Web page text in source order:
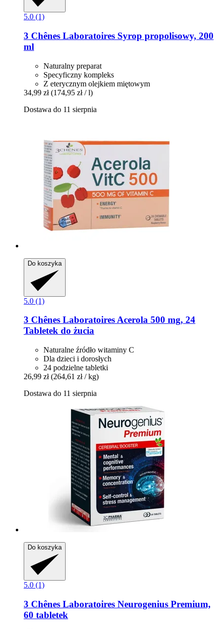
5.0 (1)
3 Chênes Laboratoires Syrop propolisowy, 200
ml
Naturalny preparat
Specyficzny kompleks
Z eterycznym olejkiem miętowym
34,99 zł (174,95 zł / l)
Dostawa do 11 sierpnia
Do koszyka
5.0 (1)
3 Chênes LaboratoiresAcerola 500 mg, 24
Tabletek do żucia
Naturalne źródło witaminy C
Dla dzieci i dorosłych
24 podzielne tabletki
26,99 zł (264,61 zł / kg)
Dostawa do 11 sierpnia
Do koszyka
5.0 (1)
3 Chênes Laboratoires Neurogenius Premium,
60 tabletek